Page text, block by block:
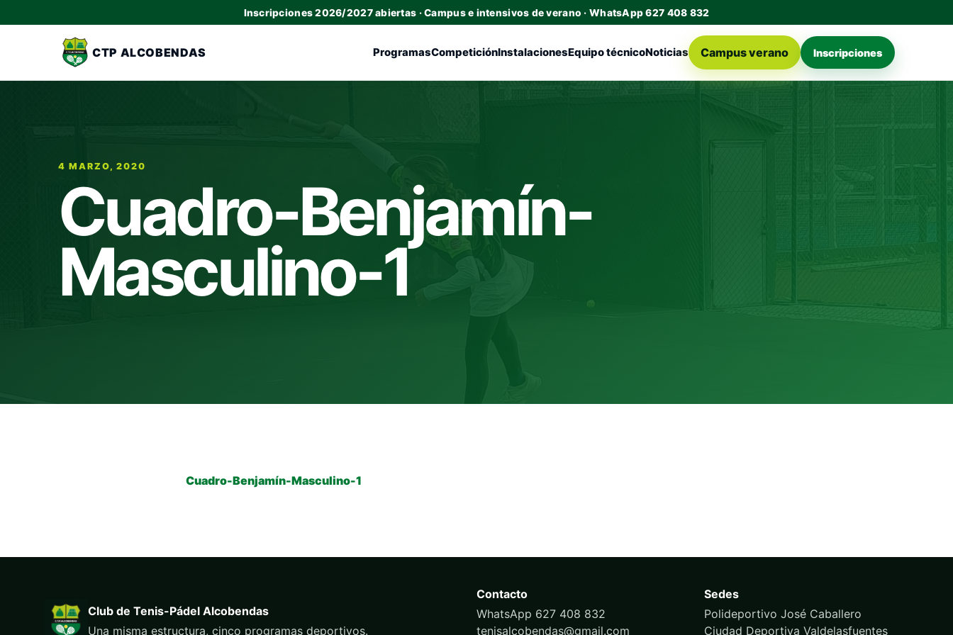
Inscripciones 2026/2027 abiertas · Campus e intensivos de verano · WhatsApp 627 408 832
CTP ALCOBENDAS ProgramasCompeticiónInstalacionesEquipo técnicoNoticias Campus verano Inscripciones
4 MARZO, 2020
Cuadro-Benjamín-
Masculino-1
Cuadro-Benjamín-Masculino-1
Club de Tenis-Pádel Alcobendas
Una misma estructura, cinco programas deportivos.
Contacto
WhatsApp 627 408 832
tenisalcobendas@gmail.com
Sedes
Polideportivo José Caballero
Ciudad Deportiva Valdelasfuentes